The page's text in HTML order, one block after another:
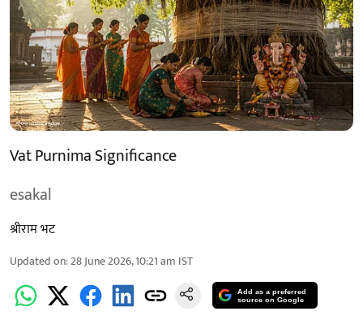
Vat Purnima Significance
esakal
श्रीराम भट
Updated on:28 June 2026, 10:21 am IST
Add as a preferred
source on Google